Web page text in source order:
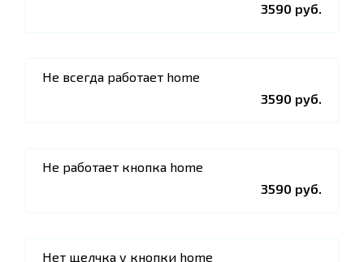
3590 руб.
Не всегда работает home
3590 руб.
Не работает кнопка home
3590 руб.
Нет щелчка у кнопки home